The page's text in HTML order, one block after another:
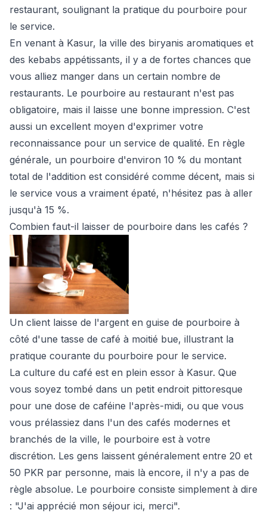
restaurant, soulignant la pratique du pourboire pour
le service.
En venant à Kasur, la ville des biryanis aromatiques et
des kebabs appétissants, il y a de fortes chances que
vous alliez manger dans un certain nombre de
restaurants. Le pourboire au restaurant n'est pas
obligatoire, mais il laisse une bonne impression. C'est
aussi un excellent moyen d'exprimer votre
reconnaissance pour un service de qualité. En règle
générale, un pourboire d'environ 10 % du montant
total de l'addition est considéré comme décent, mais si
le service vous a vraiment épaté, n'hésitez pas à aller
jusqu'à 15 %.
Combien faut-il laisser de pourboire dans les cafés ?
Un client laisse de l'argent en guise de pourboire à
côté d'une tasse de café à moitié bue, illustrant la
pratique courante du pourboire pour le service.
La culture du café est en plein essor à Kasur. Que
vous soyez tombé dans un petit endroit pittoresque
pour une dose de caféine l'après-midi, ou que vous
vous prélassiez dans l'un des cafés modernes et
branchés de la ville, le pourboire est à votre
discrétion. Les gens laissent généralement entre 20 et
50 PKR par personne, mais là encore, il n'y a pas de
règle absolue. Le pourboire consiste simplement à dire
: "J'ai apprécié mon séjour ici, merci".